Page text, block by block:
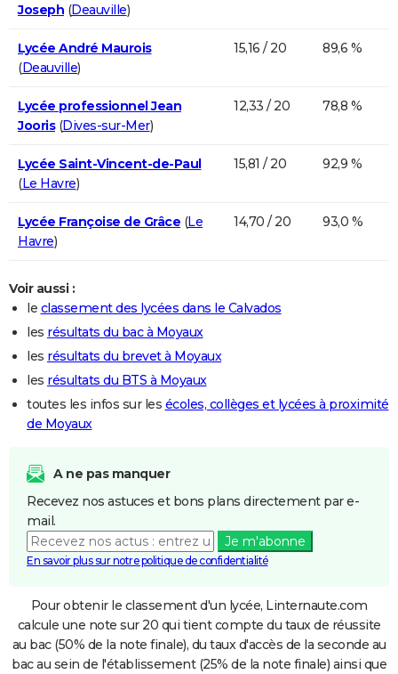
Joseph (Deauville)
Lycée André Maurois
(Deauville)
15,16 / 20 89,6 %
Lycée professionnel Jean
Jooris(Dives-sur-Mer)
12,33 / 20 78,8 %
Lycée Saint-Vincent-de-Paul
(Le Havre)
15,81 / 20 92,9 %
Lycée Françoise de Grâce (Le
Havre)
14,70 / 20 93,0 %
Voir aussi :
le classement des lycées dans le Calvados
les résultats du bac à Moyaux
les résultats du brevet à Moyaux
les résultats du BTS à Moyaux
toutes les infos sur les écoles, collèges et lycées à proximité
de Moyaux
A ne pas manquer
Recevez nos astuces et bons plans directement par e-
mail.
Je m'abonne
En savoir plus sur notre politique de confidentialité
Pour obtenir le classement d'un lycée, Linternaute.com
calcule une note sur 20 qui tient compte du taux de réussite
au bac (50% de la note finale), du taux d'accès de la seconde au
bac au sein de l'établissement (25% de la note finale) ainsi que